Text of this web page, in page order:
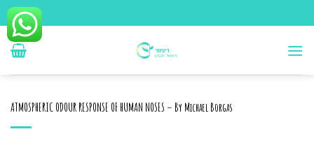
to
content
ATMOSPHERIC ODOUR RESPONSE OF HUMAN NOSES – By Michael Borgas